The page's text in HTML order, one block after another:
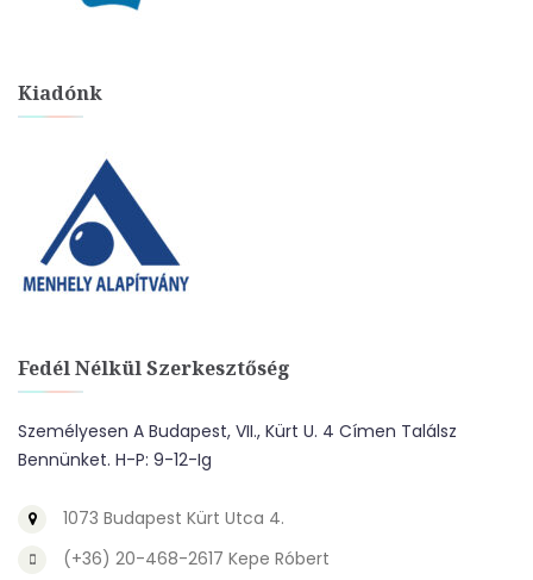
Kiadónk
Fedél Nélkül Szerkesztőség
Személyesen A Budapest, VII., Kürt U. 4 Címen Találsz
Bennünket. H-P: 9-12-Ig
1073 Budapest Kürt Utca 4.
(+36) 20-468-2617 Kepe Róbert